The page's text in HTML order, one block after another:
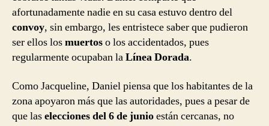
afortunadamente nadie en su casa estuvo dentro del
convoy, sin embargo, les entristece saber que pudieron
ser ellos losmuertoso los accidentados, pues
regularmente ocupaban laLínea Dorada.
Como Jacqueline, Daniel piensa que los habitantes de la
zona apoyaron más que las autoridades, pues a pesar de
que laselecciones del 6 de junioestán cercanas, no